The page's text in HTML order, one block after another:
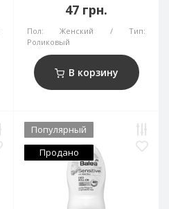
47 грн.
Пол: Женский
Тип:
Роликовый
В корзину
Популярный
Продано